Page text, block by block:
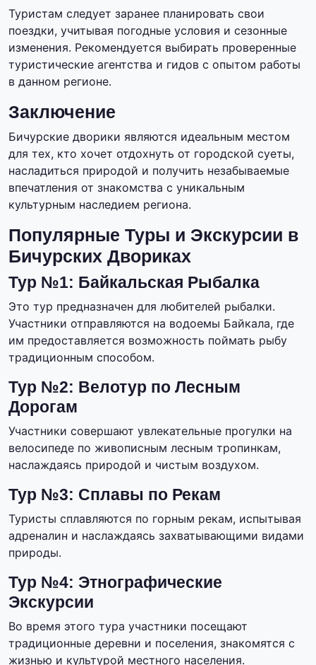
Туристам следует заранее планировать свои
поездки, учитывая погодные условия и сезонные
изменения. Рекомендуется выбирать проверенные
туристические агентства и гидов с опытом работы
в данном регионе.
Заключение
Бичурские дворики являются идеальным местом
для тех, кто хочет отдохнуть от городской суеты,
насладиться природой и получить незабываемые
впечатления от знакомства с уникальным
культурным наследием региона.
Популярные Туры и Экскурсии в
Бичурских Двориках
Тур №1: Байкальская Рыбалка
Это тур предназначен для любителей рыбалки.
Участники отправляются на водоемы Байкала, где
им предоставляется возможность поймать рыбу
традиционным способом.
Тур №2: Велотур по Лесным
Дорогам
Участники совершают увлекательные прогулки на
велосипеде по живописным лесным тропинкам,
наслаждаясь природой и чистым воздухом.
Тур №3: Сплавы по Рекам
Туристы сплавляются по горным рекам, испытывая
адреналин и наслаждаясь захватывающими видами
природы.
Тур №4: Этнографические
Экскурсии
Во время этого тура участники посещают
традиционные деревни и поселения, знакомятся с
жизнью и культурой местного населения.